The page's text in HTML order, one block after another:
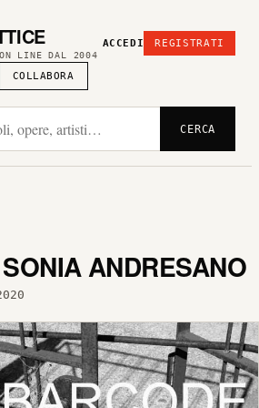
LINE DAL 2004
COLLABORA
ACCEDI REGISTRATI
CERCA
ANDRESANO